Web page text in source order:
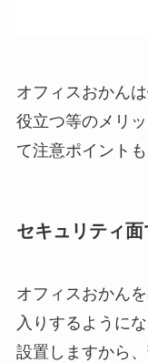
オフィスおかん
役立つ等のメリ
て注意ポイントも
セキュリティ
オフィスおかん
入りするように
設置しますから